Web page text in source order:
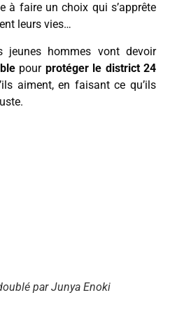
à faire un choix qui s’apprête
leurs vies…
jeunes hommes vont devoir
pour protéger le district 24
aiment, en faisant ce qu’ils
par Junya Enoki